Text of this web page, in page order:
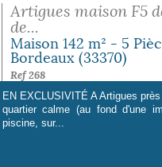
Artigues maison F5
de...
Maison 142 m² - 5
Bordeaux (33370)
Ref 268
EN EXCLUSIVITÉ A Artigues
quartier calme (au fond d'une
piscine, sur...